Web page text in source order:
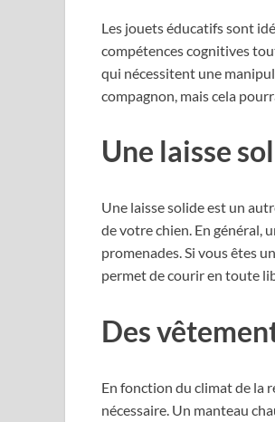
Les jouets éducatifs sont
compétences cognitives
qui nécessitent une
compagnon, mais cela
Une laisse
Une laisse solide est un
de votre chien. En général,
promenades. Si vous êtes
permet de courir en toute
Des
En fonction du climat de la
nécessaire. Un manteau